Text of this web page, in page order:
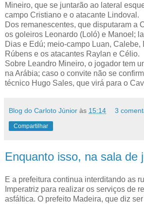
Mineiro, que se juntarão ao lateral
campo Cristiano e o atacante Lindoval.
Dos remanescentes, que disputaram a
os goleiros Leonardo (Loló) e Manoel;
Dias e Edú; meio-campo Luan, Calebe,
Rúbens e os atacantes Raylan e Célio.
Sobre Leandro Mineiro, o jogador tem
na Arábia; caso o convite não se
técnico Hugo Sales, que virá para o
Blog do Carloto Júnior às 15:14 3
Compartilhar
Enquanto isso, na sala de
E a prefeitura continua interditando as
Imperatriz para realizar os serviços de
asfáltica. O prefeito Madeira, que diz